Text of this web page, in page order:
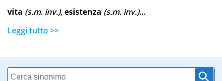
vita (s.m. inv.),esistenza (s.m. inv.)...
Leggi tutto >>